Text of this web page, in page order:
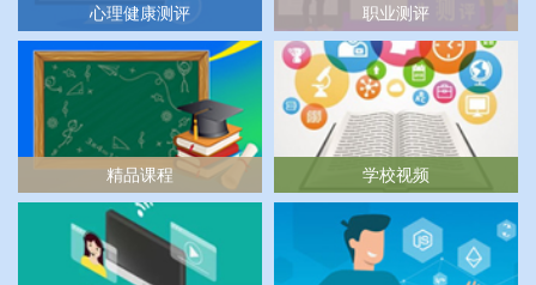
心理健康测评 职业测评
精品课程 学校视频